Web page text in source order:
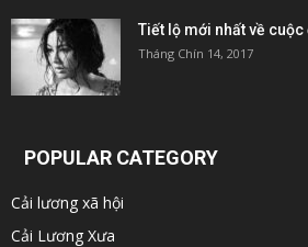
Tiết lộ mới nhất về
Tháng Chín 14, 2017
POPULAR CATEGORY
Cải lương xã hội
Cải Lương Xưa